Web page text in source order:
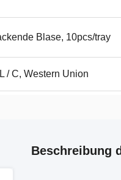
Blase, 10pcs/tray
/ C, Western Union
Beschreibung